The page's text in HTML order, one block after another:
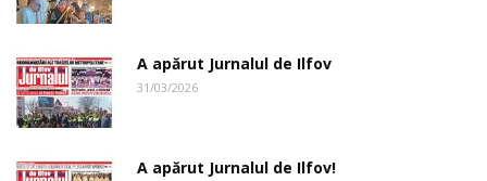
A apărut Jurnalul de Ilfov
31/03/2026
A apărut Jurnalul de Ilfov!